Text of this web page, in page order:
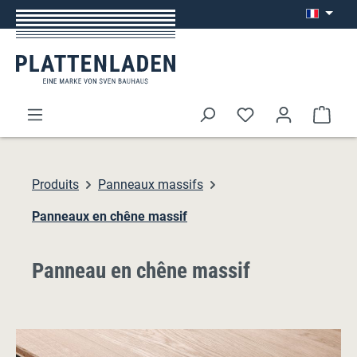
Passer au contenu principal
Le
Produits Panneaux massifs
Panneaux en chêne massif
Panneau en chêne massif
Ignorer la galerie d'images